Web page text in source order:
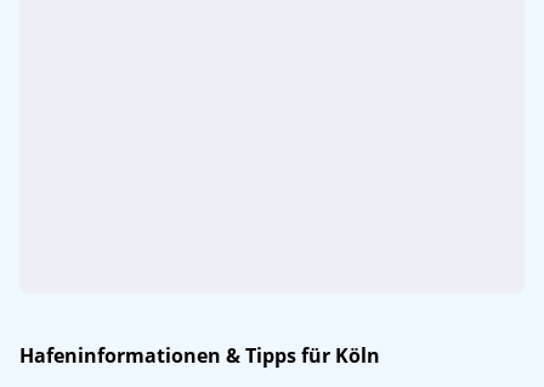
Hafeninformationen & Tipps für Köln